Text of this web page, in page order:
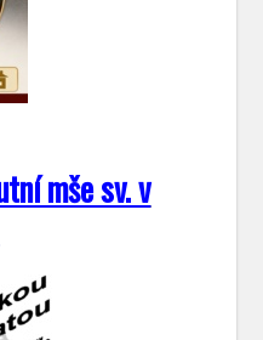
mše sv. v